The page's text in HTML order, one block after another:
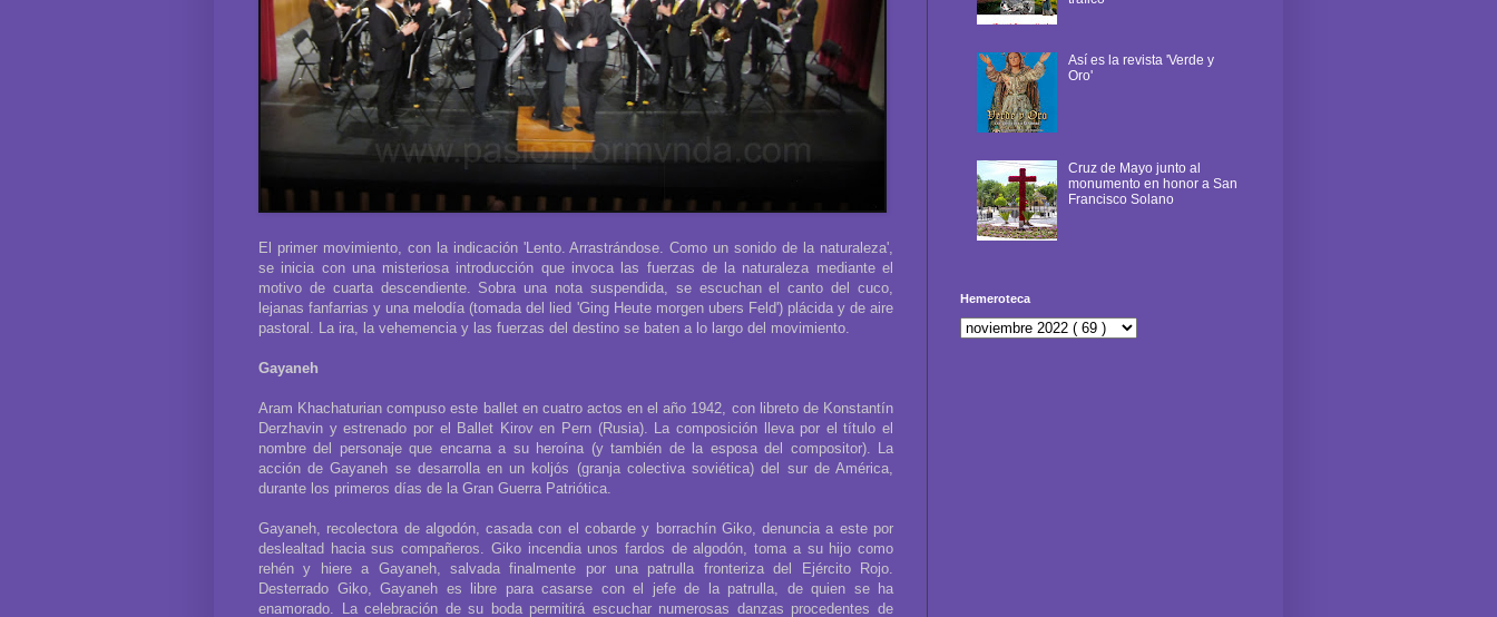
El primer movimiento, con la indicación 'Lento. Arrastrándose. Como un sonido de la naturaleza',
se inicia con una misteriosa introducción que invoca las fuerzas de la naturaleza mediante el
motivo de cuarta descendiente. Sobra una nota suspendida, se escuchan el canto del cuco,
lejanas fanfarrias y una melodía (tomada del lied 'Ging Heute morgen ubers Feld') plácida y de aire
pastoral. La ira, la vehemencia y las fuerzas del destino se baten a lo largo del movimiento.
Gayaneh
Aram Khachaturian compuso este ballet en cuatro actos en el año 1942, con libreto de Konstantín
Derzhavin y estrenado por el Ballet Kirov en Pern (Rusia). La composición lleva por el título el
nombre del personaje que encarna a su heroína (y también de la esposa del compositor). La
acción de Gayaneh se desarrolla en un koljós (granja colectiva soviética) del sur de América,
durante los primeros días de la Gran Guerra Patriótica.
Gayaneh, recolectora de algodón, casada con el cobarde y borrachín Giko, denuncia a este por
deslealtad hacia sus compañeros. Giko incendia unos fardos de algodón, toma a su hijo como
rehén y hiere a Gayaneh, salvada finalmente por una patrulla fronteriza del Ejército Rojo.
Desterrado Giko, Gayaneh es libre para casarse con el jefe de la patrulla, de quien se ha
enamorado. La celebración de su boda permitirá escuchar numerosas danzas procedentes de
Así es la revista 'Verde y
Oro'
Cruz de Mayo junto al
monumento en honor a San
Francisco Solano
Hemeroteca